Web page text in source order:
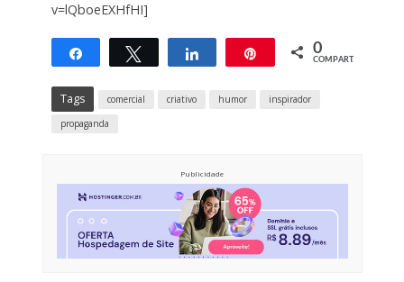
v=lQboeEXHfHI]
CompartilharTwittar Compartilhar 0
COMPART.
Tags comercial criativo humor
inspirador
propaganda
Publicidade